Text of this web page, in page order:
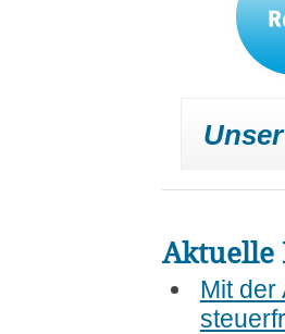
Aktuelle
Mit der